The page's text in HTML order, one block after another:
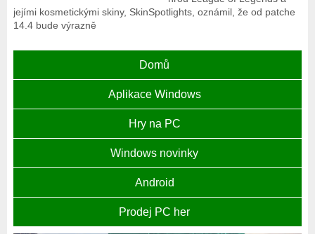
jejími kosmetickými skiny, SkinSpotlights, oznámil, že od patche
14.4 bude výrazně
Domů
Aplikace Windows
Hry na PC
Windows novinky
Android
Prodej PC her